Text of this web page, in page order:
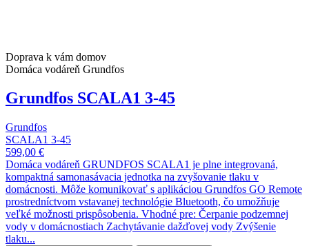
Doprava k vám domov
Domáca vodáreň Grundfos
Grundfos SCALA1 3-45
Grundfos
SCALA1 3-45
599,00 €
Domáca vodáreň GRUNDFOS SCALA1 je plne integrovaná,
kompaktná samonasávacia jednotka na zvyšovanie tlaku v
domácnosti. Môže komunikovať s aplikáciou Grundfos GO Remote
prostredníctvom vstavanej technológie Bluetooth, čo umožňuje
veľké možnosti prispôsobenia. Vhodné pre: Čerpanie podzemnej
vody v domácnostiach Zachytávanie dažďovej vody Zvýšenie
tlaku...